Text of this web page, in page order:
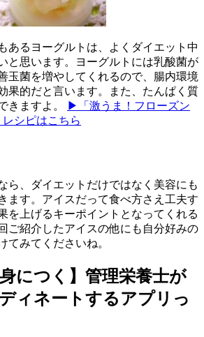
あるヨーグルトは、よくダイエット中
と思います。ヨーグルトには乳酸菌が
玉菌を増やしてくれるので、腸内環境
果的だと言います。また、たんぱく質
きますよ。
▶「激うま！フローズン
シピはこちら
ら、ダイエットだけではなく美容にも
ます。アイスだって食べ方さえ工夫す
を上げるキーポイントとなってくれる
ご紹介したアイスの他にも自分好みの
てみてくださいね。
につく】管理栄養士が
ィネートするアプリっ